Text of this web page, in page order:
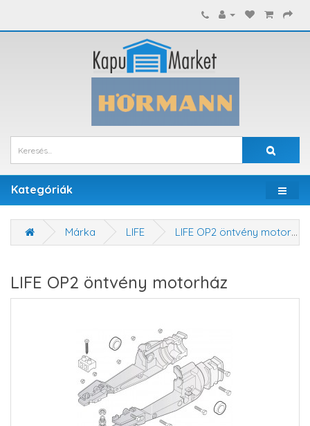
Kategóriák
Márka LIFE LIFE OP2 öntvény motorház
LIFE OP2 öntvény motorház